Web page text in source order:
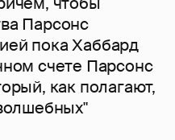
Парсонс
пока Хаббард
счете Парсонс
как полагают,